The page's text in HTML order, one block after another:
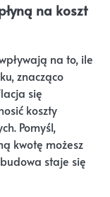
na koszt
na to, ile
znacząco
się
koszty
Pomyśl,
kwotę możesz
staje się